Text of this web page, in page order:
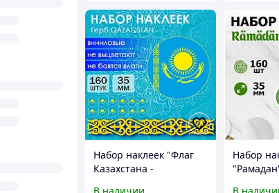
Набор наклеек "Флаг
Казахстана -
Набор